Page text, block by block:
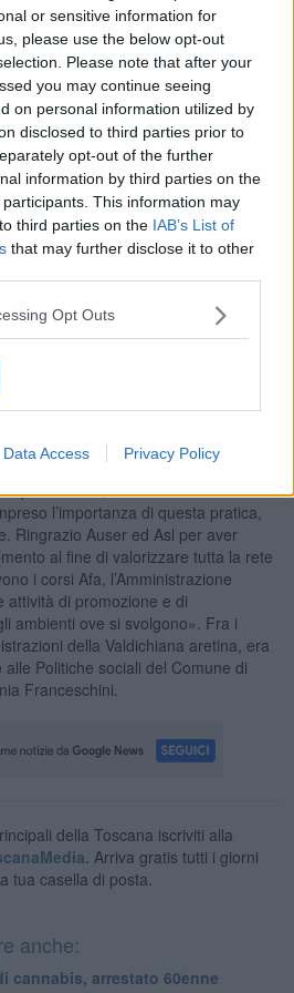
or sensitive information for
please use the below opt-out
Please note that after your
you may continue seeing
on personal information utilized by
disclosed to third parties prior to
opt-out of the further
information by third parties on the
participants. This information may
third parties on the IAB’s List of
that may further disclose it to other
Opt Outs
Data Access Privacy Policy
l’incontro, la Valdichiana aretina
fra i migliori in provincia di
Asl Toscana sud est. I risultati sono
fra la medicina generale, l’ortopedia
comunali (tutte aderiscono ai
hanno partecipato oltre 650
popolazione con più di 65 anni
adesione più alto di tutta la
aperto dal presidente Auser Ivo
sociale Terontola, quindi la relazione di
funzionale Asl per la zona
Panarella, direttore Uosd Ortopedia
è un modo per migliorare la propria
di Cortona - con 13 corsi attivati
alla piscina comunale), Cortona si
più sensibili, il merito è delle
l’importanza di questa pratica,
Ringrazio Auser ed Asl per aver
al fine di valorizzare tutta la rete
i corsi Afa, l’Amministrazione
attività di promozione e di
ambienti ove si svolgono». Fra i
della Valdichiana aretina, era
alle Politiche sociali del Comune di
Franceschini.
della Toscana iscriviti alla
Arriva gratis tutti i giorni
tua casella di posta.
anche:
cannabis, arrestato 60enne